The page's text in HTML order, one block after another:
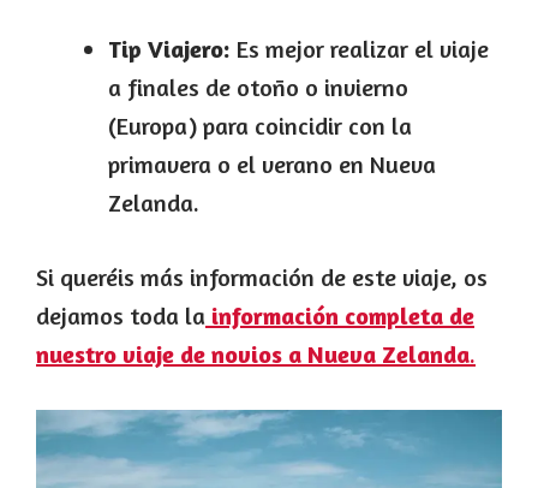
Tip Viajero: Es mejor realizar el viaje
a finales de otoño o invierno
(Europa) para coincidir con la
primavera o el verano en Nueva
Zelanda.
Si queréis más información de este viaje, os
dejamos toda la información completa de
nuestro viaje de novios a Nueva Zelanda.